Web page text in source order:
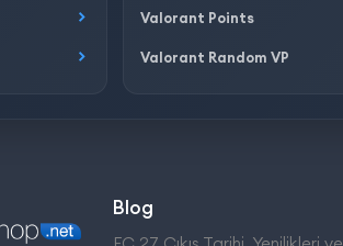
Valorant Points
Valorant Random VP
Blog